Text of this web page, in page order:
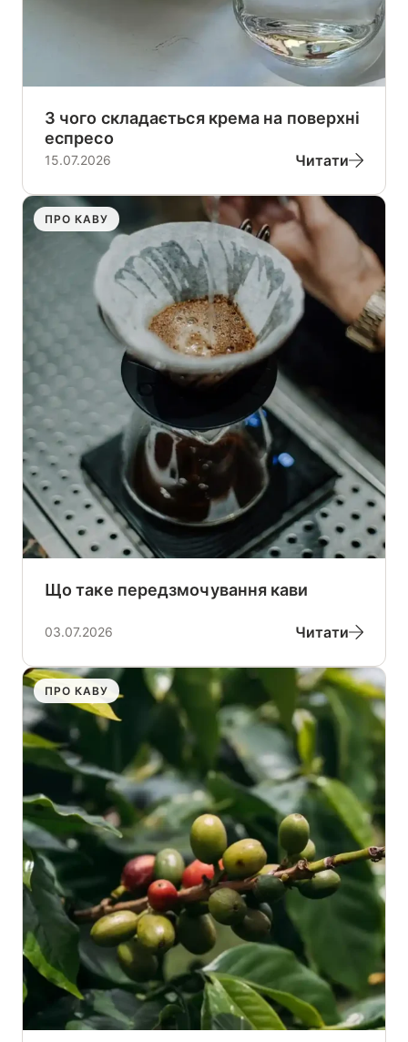
З чого складається крема на поверхні
еспресо
15.07.2026 Читати
ПРО КАВУ
Що таке передзмочування кави
03.07.2026 Читати
ПРО КАВУ